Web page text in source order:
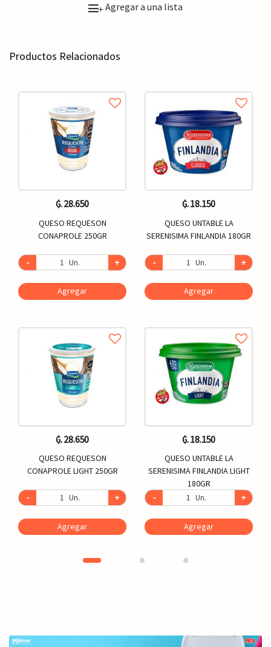
+Agregar a una lista
Productos Relacionados
₲. 28.650
QUESO REQUESON
CONAPROLE 250GR
- Un. +
Agregar
₲. 28.650
QUESO REQUESON
CONAPROLE LIGHT 250GR
- Un. +
Agregar
₲. 18.150
QUESO UNTABLE LA
SERENISIMA FINLANDIA 180GR
- Un. +
Agregar
₲. 18.150
QUESO UNTABLE LA
SERENISIMA FINLANDIA LIGHT
180GR
-
Un. +
Agregar